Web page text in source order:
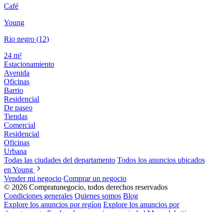
Café
Young
Rio negro (12)
24 m²
Estacionamiento
Avenida
Oficinas
Barrio
Residencial
De paseo
Tiendas
Comercial
Residencial
Oficinas
Urbana
Todas las ciudades del departamento Todos los anuncios ubicados
en Young
Vender mi negocio Comprar un negocio
© 2026 Compratunegocio, todos derechos reservados
Condiciones generales Quienes somos Blog
Explore los anuncios por regíon Explore los anuncios por